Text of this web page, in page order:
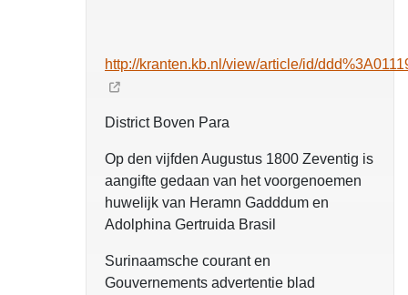
http://kranten.kb.nl/view/article/id/
District Boven Para
Op den vijfden Augustus 1800 Zeventig is
aangifte gedaan van het voorgenoemen
huwelijk van Heramn Gadddum en
Adolphina Gertruida Brasil
Surinaamsche courant en
Gouvernements advertentie blad